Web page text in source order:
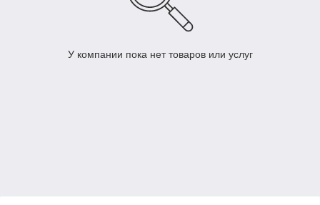
У компании пока нет товаров или услуг